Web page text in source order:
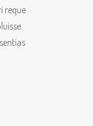
reque